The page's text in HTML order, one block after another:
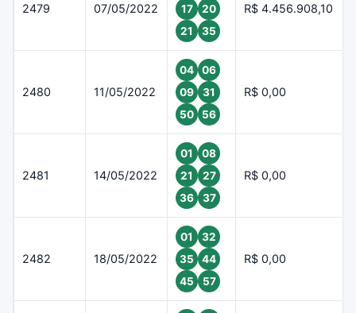
2479 07/05/2022
17
20
21
35
R$ 4.456.908,10
2480 11/05/2022
04
06
09
31
50
56
R$ 0,00
2481 14/05/2022
01
08
21
27
36
37
R$ 0,00
2482 18/05/2022
01
32
35
44
45
57
R$ 0,00